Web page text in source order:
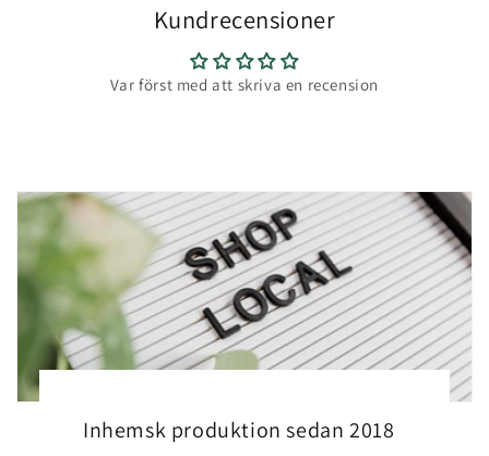
Kundrecensioner
Var först med att skriva en recension
Inhemsk produktion sedan 2018